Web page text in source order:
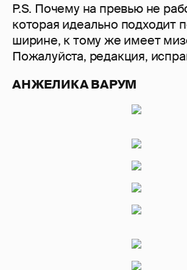
P.S. Почему на превью не
которая идеально подходит
ширине, к тому же имеет
Пожалуйста, редакция,
АНЖЕЛИКА ВАРУМ